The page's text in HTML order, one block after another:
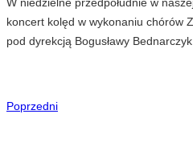
koncert kolęd w wykonaniu chórów
pod dyrekcją Bogusławy
Poprzedni